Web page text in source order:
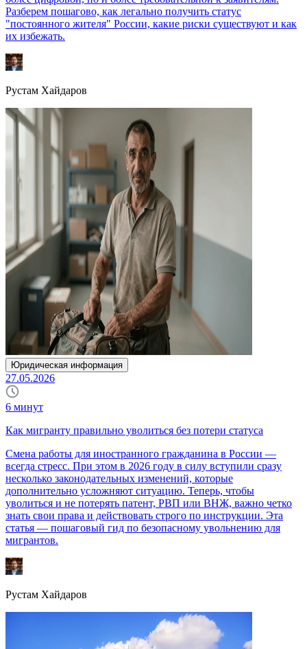
Разберем пошагово, как легально получить статус
"постоянного жителя" России, какие риски существуют и как
их избежать.
Рустам Хайдаров
Юридическая информация
27.05.2026
6 минут
Как мигранту правильно уволиться без потери статуса
Смена работы для иностранного гражданина в России —
всегда стресс. При этом в 2026 году в силу вступили сразу
несколько законодательных изменений, которые
дополнительно усложняют ситуацию. Теперь, чтобы
уволиться и не потерять патент, РВП или ВНЖ, важно четко
знать свои права и действовать строго по инструкции. Эта
статья — пошаговый гид по безопасному увольнению для
мигрантов.
Рустам Хайдаров